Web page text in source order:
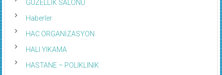
GÜZELLİK SALONU
Haberler
HAC ORGANİZASYON
HALI YIKAMA
HASTANE – POLIKLINIK